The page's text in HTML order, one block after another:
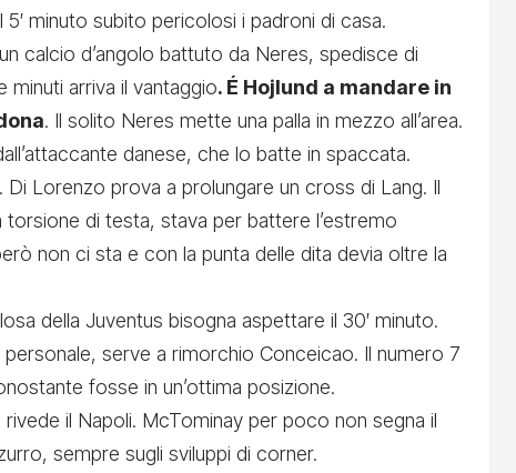
minuto subito pericolosi i padroni di casa.
calcio d’angolo battuto da Neres, spedisce di
arriva il vantaggio. É Hojlund a mandare in
. Il solito Neres mette una palla in mezzo all’area.
danese, che lo batte in spaccata.
Di Lorenzo prova a prolungare un cross di Lang. Il
di testa, stava per battere l’estremo
non ci sta e con la punta delle dita devia oltre la
della Juventus bisogna aspettare il 30′ minuto.
serve a rimorchio Conceicao. Il numero 7
fosse in un’ottima posizione.
il Napoli. McTominay per poco non segna il
sempre sugli sviluppi di corner.